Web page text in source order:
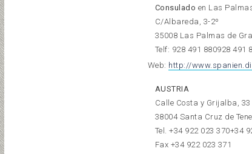
Consulado en Las
C/Albareda, 3-2º
35008 Las Palmas de
Telf: 928 491 880928 491
Web: http://
AUSTRIA
Calle Costa y Grijalba, 33
38004 Santa Cruz de
Tel.+34 922 023 370+34
Fax +34 922 023 371